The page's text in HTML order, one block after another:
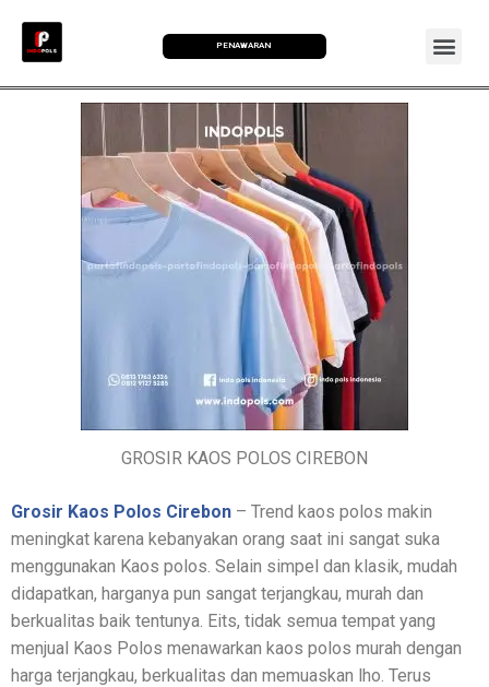
PENAWARAN
GROSIR KAOS POLOS CIREBON
Grosir Kaos Polos Cirebon – Trend kaos polos makin
meningkat karena kebanyakan orang saat ini sangat suka
menggunakan Kaos polos. Selain simpel dan klasik, mudah
didapatkan, harganya pun sangat terjangkau, murah dan
berkualitas baik tentunya. Eits, tidak semua tempat yang
menjual Kaos Polos menawarkan kaos polos murah dengan
harga terjangkau, berkualitas dan memuaskan lho. Terus